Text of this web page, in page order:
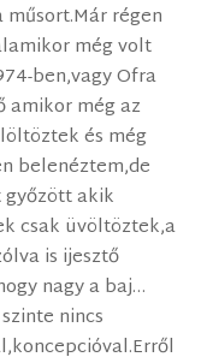
régen
még volt
ben,vagy Ofra
amikor még az
és még
belenéztem,de
győzött akik
csak üvöltöztek,a
is ijesztő
nagy a baj…
nincs